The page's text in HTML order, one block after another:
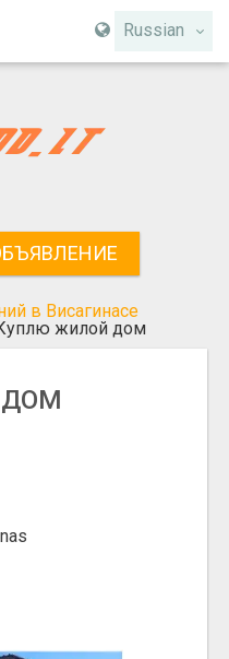
Russian
в Висагинасе
жилой дом